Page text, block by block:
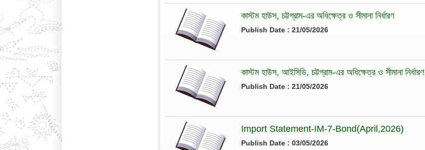
কাস্টম হাউস, চট্টগ্রাম-এর অধিক্ষেত্র ও সীমানা নির্ধারণ
Publish Date : 21/05/2026
কাস্টম হাউস, আইসিডি, চট্টগ্রাম-এর অধিক্ষেত্র ও সীমানা নির্ধারণ
Publish Date : 21/05/2026
Import Statement-IM-7-Bond(April,2026)
Publish Date : 03/05/2026